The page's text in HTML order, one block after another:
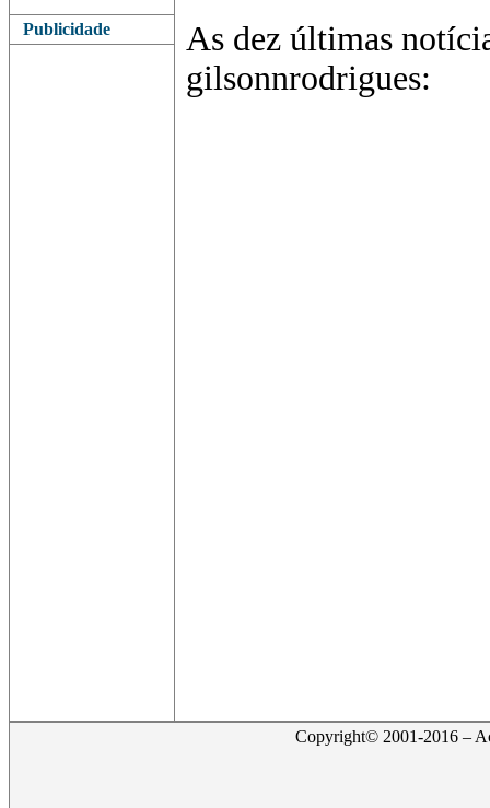
Publicidade
As dez últimas
gilsonnrodrigues:
Copyright© 2001-2016 –